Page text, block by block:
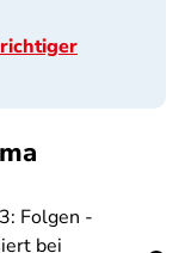
Folgen -
bei